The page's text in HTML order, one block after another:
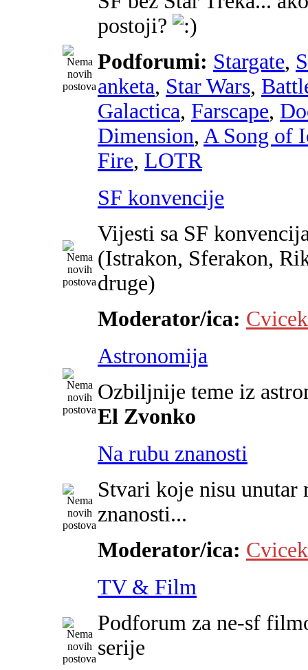
postoji?
Podforumi: Stargate,
anketa, Star Wars,
Galactica, Farscape,
Dimension, A Song of
Fire, LOTR
SF konvencije
Vijesti sa SF
(Istrakon, Sferakon,
druge)
Moderator/ica: Cvicek
Astronomija
Ozbiljnije teme iz
El Zvonko
Na rubu znanosti
Stvari koje nisu unutar
znanosti...
Moderator/ica: Cvicek
TV & Film
Podforum za ne-sf
serije